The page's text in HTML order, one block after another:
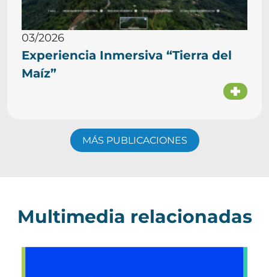
03/2026
Experiencia Inmersiva “Tierra del
Maíz”
MÁS PUBLICACIONES
Multimedia relacionadas